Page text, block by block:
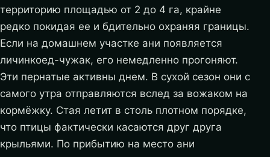
территорию площадью от 2 до 4 га, крайне
редко покидая ее и бдительно охраняя границы.
Если на домашнем участке ани появляется
личинкоед-чужак, его немедленно прогоняют.
Эти пернатые активны днем. В сухой сезон они с
самого утра отправляются вслед за вожаком на
кормёжку. Стая летит в столь плотном порядке,
что птицы фактически касаются друг друга
крыльями. По прибытию на место ани